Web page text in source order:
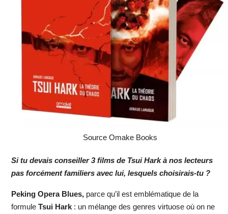
Source Omake Books
Si tu devais conseiller 3 films de Tsui Hark à nos lecteurs
pas forcément familiers avec lui, lesquels choisirais-tu ?
Peking Opera Blues,parce qu’il est emblématique de la
formule Tsui Hark: un mélange des genres virtuose où on ne